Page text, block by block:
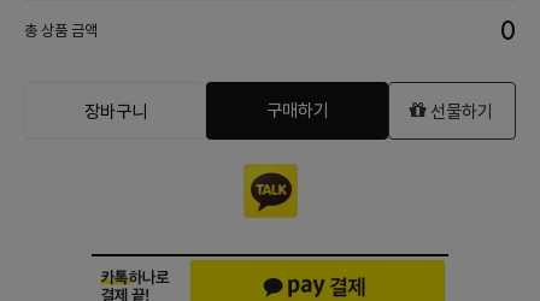
총 상품 금액 0
장바구니 구매하기 선물하기